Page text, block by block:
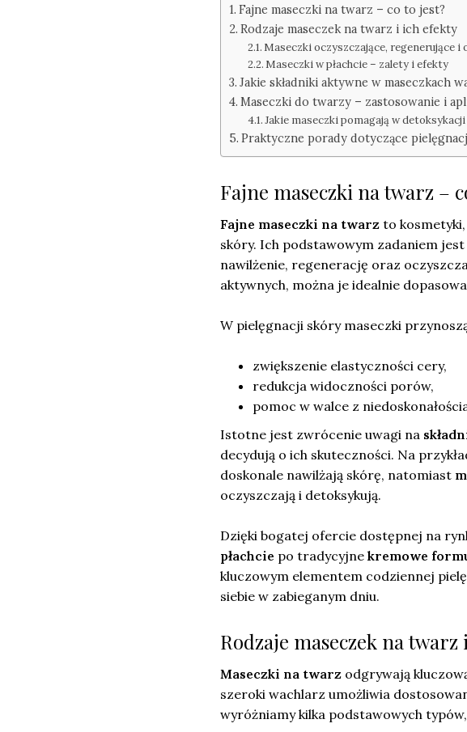
Fajne maseczki na twarz – co to jest?
Rodzaje maseczek na twarz i ich efekty
Maseczki oczyszczające, regenerujące i
Maseczki w płachcie – zalety i efekty
Jakie składniki aktywne w maseczkach
Maseczki do twarzy – zastosowanie i
Jakie maseczki pomagają w
Praktyczne porady dotyczące
Fajne maseczki na twarz –
Fajne maseczki na twarz to
skóry. Ich podstawowym zadaniem jest
nawilżenie, regenerację oraz
aktywnych, można je idealnie
W pielęgnacji skóry maseczki
zwiększenie elastyczności cery,
redukcja widoczności porów,
pomoc w walce z
Istotne jest zwrócenie uwagi na
decydują o ich skuteczności. Na
doskonale nawilżają skórę, natomiast
oczyszczają i detoksykują.
Dzięki bogatej ofercie dostępnej na
płachcie po tradycyjne kremowe
kluczowym elementem codziennej
siebie w zabieganym dniu.
Rodzaje maseczek na
Maseczki na twarz odgrywają
szeroki wachlarz umożliwia
wyróżniamy kilka podstawowych